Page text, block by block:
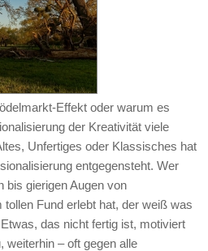
Effekt oder warum es
der Kreativität viele
Unfertiges oder Klassisches hat
entgegensteht. Wer
bis gierigen Augen von
Fund erlebt hat, der weiß was
das nicht fertig ist, motiviert
weiterhin – oft gegen alle